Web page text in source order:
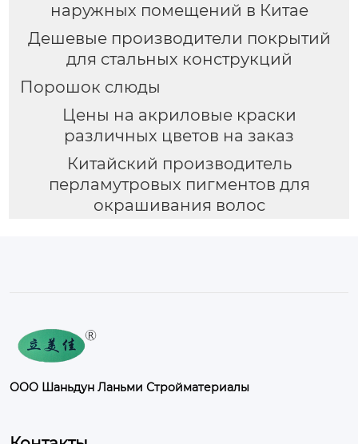
наружных помещений в Китае
Дешевые производители покрытий
для стальных конструкций
Порошок слюды
Цены на акриловые краски
различных цветов на заказ
Китайский производитель
перламутровых пигментов для
окрашивания волос
ООО Шаньдун Ланьми Стройматериалы